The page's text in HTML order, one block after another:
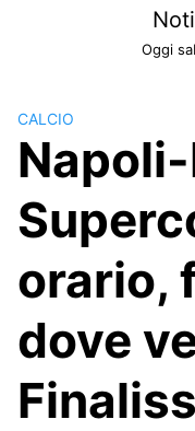
Oggi
CALCIO
orario,
dove